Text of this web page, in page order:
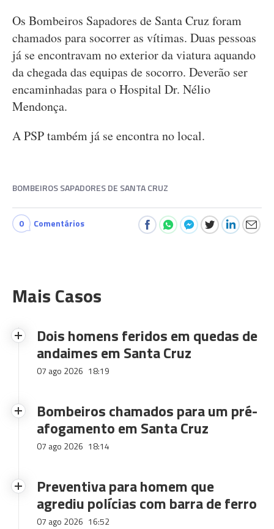
Os Bombeiros Sapadores de Santa Cruz foram
chamados para socorrer as vítimas. Duas pessoas
já se encontravam no exterior da viatura aquando
da chegada das equipas de socorro. Deverão ser
encaminhadas para o Hospital Dr. Nélio
Mendonça.
A PSP também já se encontra no local.
BOMBEIROS SAPADORES DE SANTA CRUZ
0 Comentários
Mais Casos
Dois homens feridos em quedas de
andaimes em Santa Cruz
07 ago 2026 18:19
Bombeiros chamados para um pré-
afogamento em Santa Cruz
07 ago 2026 18:14
Preventiva para homem que
agrediu polícias com barra de ferro
07 ago 2026 16:52